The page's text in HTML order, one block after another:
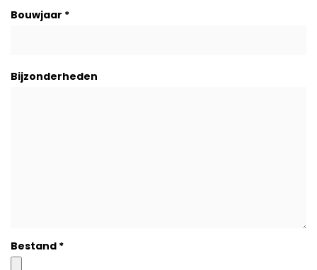
Bouwjaar *
Bijzonderheden
Bestand *